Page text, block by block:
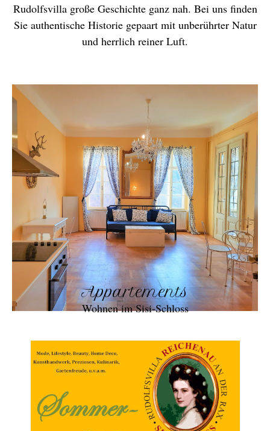
Rudolfsvilla große Geschichte ganz nah. Bei uns finden
Sie authentische Historie gepaart mit unberührter Natur
und herrlich reiner Luft.
Appartements
Wohnen im Sisi-Schloss